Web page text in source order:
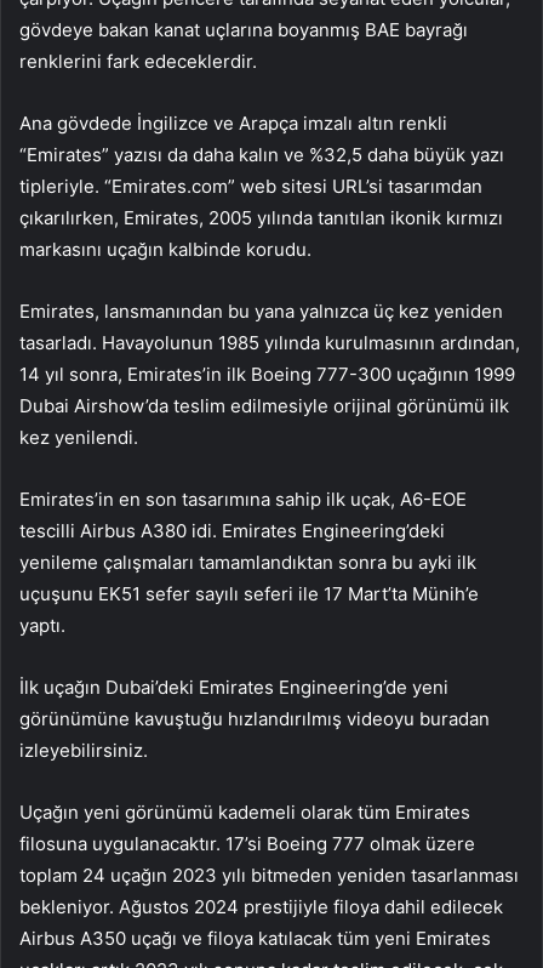
gövdeye bakan kanat uçlarına boyanmış BAE bayrağı
renklerini fark edeceklerdir.
Ana gövdede İngilizce ve Arapça imzalı altın renkli
“Emirates” yazısı da daha kalın ve %32,5 daha büyük yazı
tipleriyle. “Emirates.com” web sitesi URL’si tasarımdan
çıkarılırken, Emirates, 2005 yılında tanıtılan ikonik kırmızı
markasını uçağın kalbinde korudu.
Emirates, lansmanından bu yana yalnızca üç kez yeniden
tasarladı. Havayolunun 1985 yılında kurulmasının ardından,
14 yıl sonra, Emirates’in ilk Boeing 777-300 uçağının 1999
Dubai Airshow’da teslim edilmesiyle orijinal görünümü ilk
kez yenilendi.
Emirates’in en son tasarımına sahip ilk uçak, A6-EOE
tescilli Airbus A380 idi. Emirates Engineering’deki
yenileme çalışmaları tamamlandıktan sonra bu ayki ilk
uçuşunu EK51 sefer sayılı seferi ile 17 Mart’ta Münih’e
yaptı.
İlk uçağın Dubai’deki Emirates Engineering’de yeni
görünümüne kavuştuğu hızlandırılmış videoyu buradan
izleyebilirsiniz.
Uçağın yeni görünümü kademeli olarak tüm Emirates
filosuna uygulanacaktır. 17’si Boeing 777 olmak üzere
toplam 24 uçağın 2023 yılı bitmeden yeniden tasarlanması
bekleniyor. Ağustos 2024 prestijiyle filoya dahil edilecek
Airbus A350 uçağı ve filoya katılacak tüm yeni Emirates